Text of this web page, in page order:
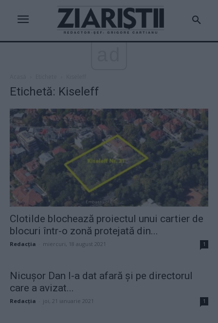
Etichetă: Kiseleff
Clotilde blochează proiectul unui cartier de
blocuri într-o zonă protejată din...
Redacţia miercuri, 18 august 2021 1
Nicușor Dan l-a dat afară și pe directorul
care a avizat...
Redacţia joi, 21 ianuarie 2021 1